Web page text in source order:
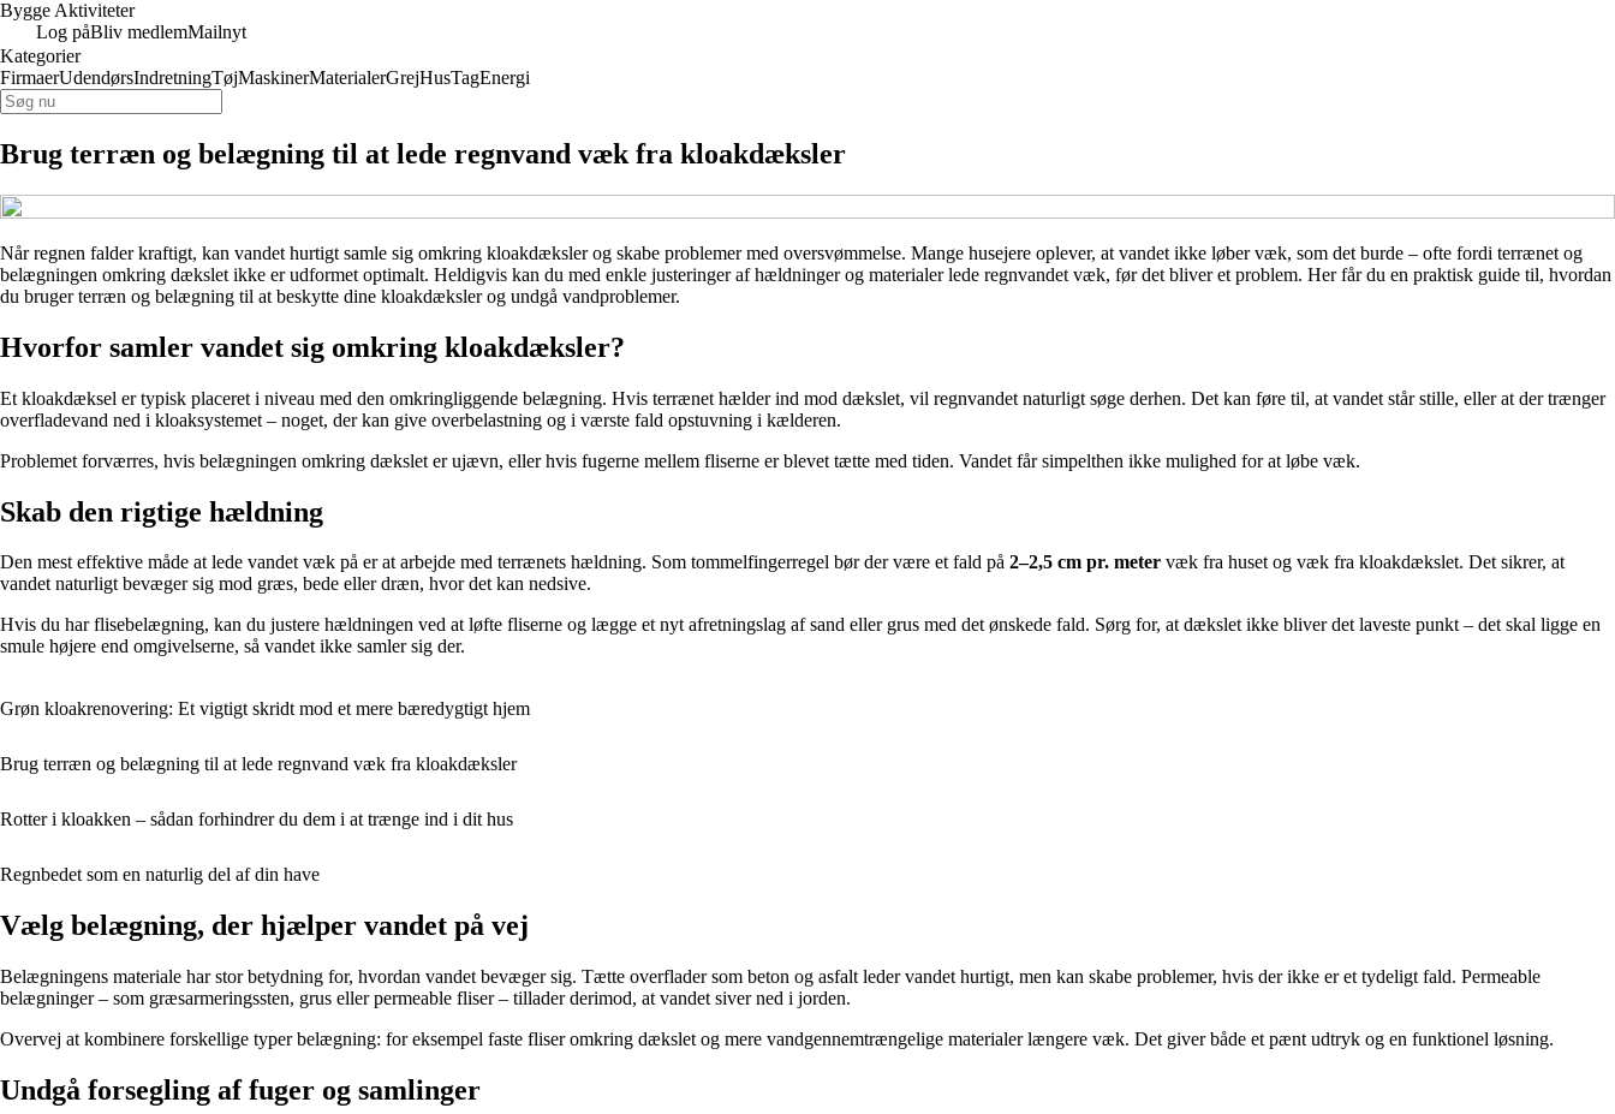
Bygge Aktiviteter
Log påBliv medlemMailnyt
Kategorier
FirmaerUdendørsIndretningTøjMaskinerMaterialerGrejHusTagEnergi
Brug terræn og belægning til at lede regnvand væk fra kloakdæksler
Når regnen falder kraftigt, kan vandet hurtigt samle sig omkring kloakdæksler og skabe problemer med oversvømmelse. Mange husejere oplever, at vandet ikke løber væk, som det burde – ofte fordi terrænet og
belægningen omkring dækslet ikke er udformet optimalt. Heldigvis kan du med enkle justeringer af hældninger og materialer lede regnvandet væk, før det bliver et problem. Her får du en praktisk guide til, hvordan
du bruger terræn og belægning til at beskytte dine kloakdæksler og undgå vandproblemer.
Hvorfor samler vandet sig omkring kloakdæksler?
Et kloakdæksel er typisk placeret i niveau med den omkringliggende belægning. Hvis terrænet hælder ind mod dækslet, vil regnvandet naturligt søge derhen. Det kan føre til, at vandet står stille, eller at der trænger
overfladevand ned i kloaksystemet – noget, der kan give overbelastning og i værste fald opstuvning i kælderen.
Problemet forværres, hvis belægningen omkring dækslet er ujævn, eller hvis fugerne mellem fliserne er blevet tætte med tiden. Vandet får simpelthen ikke mulighed for at løbe væk.
Skab den rigtige hældning
Den mest effektive måde at lede vandet væk på er at arbejde med terrænets hældning. Som tommelfingerregel bør der være et fald på 2–2,5 cm pr. meter væk fra huset og væk fra kloakdækslet. Det sikrer, at
vandet naturligt bevæger sig mod græs, bede eller dræn, hvor det kan nedsive.
Hvis du har flisebelægning, kan du justere hældningen ved at løfte fliserne og lægge et nyt afretningslag af sand eller grus med det ønskede fald. Sørg for, at dækslet ikke bliver det laveste punkt – det skal ligge en
smule højere end omgivelserne, så vandet ikke samler sig der.
Grøn kloakrenovering: Et vigtigt skridt mod et mere bæredygtigt hjem
Brug terræn og belægning til at lede regnvand væk fra kloakdæksler
Rotter i kloakken – sådan forhindrer du dem i at trænge ind i dit hus
Regnbedet som en naturlig del af din have
Vælg belægning, der hjælper vandet på vej
Belægningens materiale har stor betydning for, hvordan vandet bevæger sig. Tætte overflader som beton og asfalt leder vandet hurtigt, men kan skabe problemer, hvis der ikke er et tydeligt fald. Permeable
belægninger – som græsarmeringssten, grus eller permeable fliser – tillader derimod, at vandet siver ned i jorden.
Overvej at kombinere forskellige typer belægning: for eksempel faste fliser omkring dækslet og mere vandgennemtrængelige materialer længere væk. Det giver både et pænt udtryk og en funktionel løsning.
Undgå forsegling af fuger og samlinger